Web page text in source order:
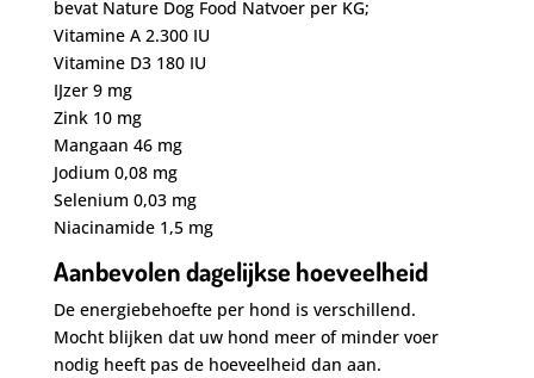
bevat Nature Dog Food Natvoer per KG;
Vitamine A 2.300 IU
Vitamine D3 180 IU
IJzer 9 mg
Zink 10 mg
Mangaan 46 mg
Jodium 0,08 mg
Selenium 0,03 mg
Niacinamide 1,5 mg
Aanbevolen dagelijkse hoeveelheid
De energiebehoefte per hond is verschillend.
Mocht blijken dat uw hond meer of minder voer
nodig heeft pas de hoeveelheid dan aan.